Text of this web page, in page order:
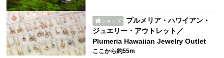
ショップ
プルメリア・ハワイアン・
ジュエリー・アウトレット／
Plumeria Hawaiian Jewelry Outlet
ここから約55m